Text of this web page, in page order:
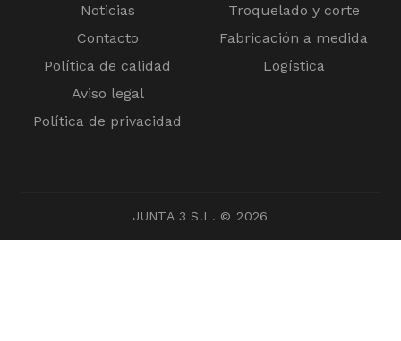
Noticias
Contacto
Política de calidad
Aviso legal
Política de privacidad
Troquelado y corte
Fabricación a medida
Logística
JUNTA 3 S.L. © 2026